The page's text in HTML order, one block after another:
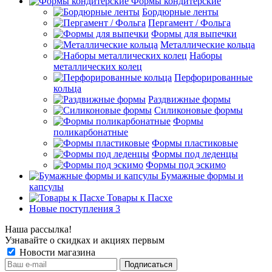
Бордюрные ленты
Пергамент / Фольга
Формы для выпечки
Металлические кольца
Наборы
металлических колец
Перфорированные
кольца
Раздвижные формы
Силиконовые формы
Формы
поликарбонатные
Формы пластиковые
Формы под леденцы
Формы под эскимо
Бумажные формы и
капсулы
Товары к Пасхе
Новые поступления 3
Наша рассылка!
Узнавайте о скидках и акциях первым
Новости магазина